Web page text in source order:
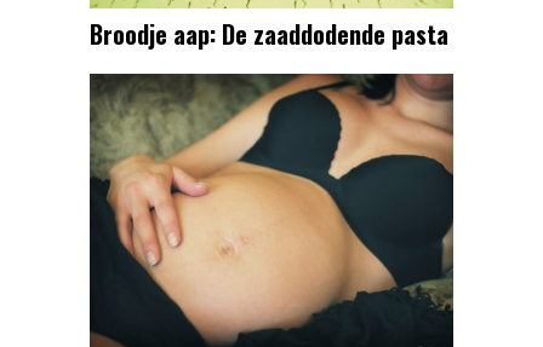
Broodje aap: De zaaddodende pasta